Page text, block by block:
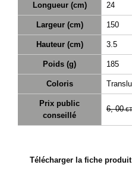
Longueur (cm) 24
Largeur (cm) 150
Hauteur (cm) 3.5
Poids (g) 185
Coloris
Prix public
conseillé
6, 00€
Télécharger la fiche